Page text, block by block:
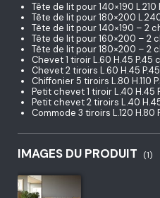
Tête de lit pour 140×190 L.210
Tête de lit pour 180×200 L.240
Tête de lit pour 140×190 – 2
Tête de lit pour 160×200 – 2
Tête de lit pour 180×200 – 2
Chevet 1 tiroir L.60 H.45 P.45
Chevet 2 tiroirs L.60 H.45
Chiffonier 5 tiroirs L.80 H.110
Petit chevet 1 tiroir L.40 H.45
Petit chevet 2 tiroirs L.40
Commode 3 tiroirs L.120 H.80
IMAGES DU PRODUIT (1)